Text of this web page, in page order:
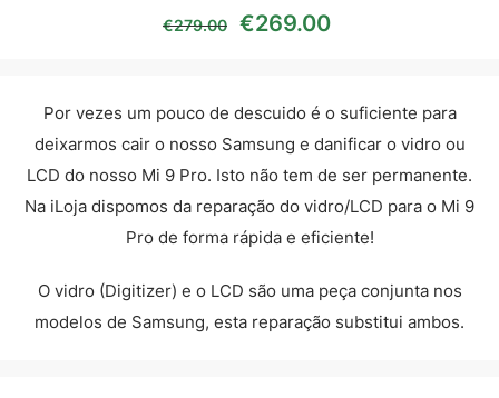
€279.00 O preço original era:
€269.00
Por vezes um pouco de descuido é o suficiente para
deixarmos cair o nosso Samsung e danificar o vidro ou
LCD do nosso Mi 9 Pro. Isto não tem de ser permanente.
Na iLoja dispomos da reparação do vidro/LCD para o Mi 9
Pro de forma rápida e eficiente!
O vidro (Digitizer) e o LCD são uma peça conjunta nos
modelos de Samsung, esta reparação substitui ambos.